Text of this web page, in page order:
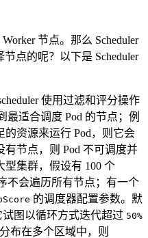
节点。那么 Scheduler
点的呢？以下是 Scheduler
使用过滤和评分操作
最适合调度 Pod 的节点；例
资源来运行 Pod，则它会
节点，则 Pod 不可调度并
集群，假设有 100 个
不会遍历所有节点；有一个
​ 的调度器配置参数。默
试图以循环方式迭代超过 50%
布在多个区域中，则